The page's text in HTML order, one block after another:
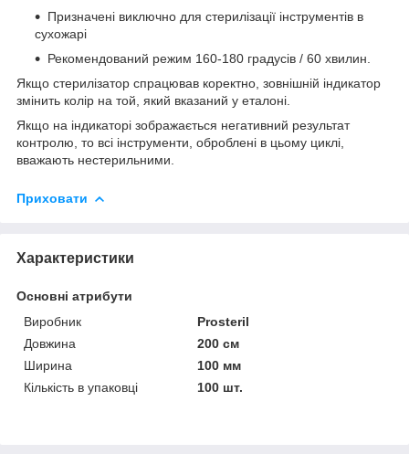
Призначені виключно для стерилізації інструментів в
сухожарі
Рекомендований режим 160-180 градусів / 60 хвилин.
Якщо стерилізатор спрацював коректно, зовнішній індикатор
змінить колір на той, який вказаний у еталоні.
Якщо на індикаторі зображається негативний результат
контролю, то всі інструменти, оброблені в цьому циклі,
вважають нестерильними.
Приховати
Характеристики
Основні атрибути
Виробник
Prosteril
Довжина
200 см
Ширина
100 мм
Кількість в упаковці
100 шт.